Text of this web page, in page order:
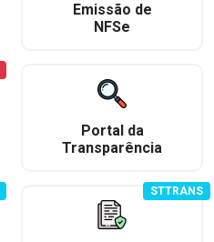
Emissão de
NFSe
Portal da
Transparência
STTRANS